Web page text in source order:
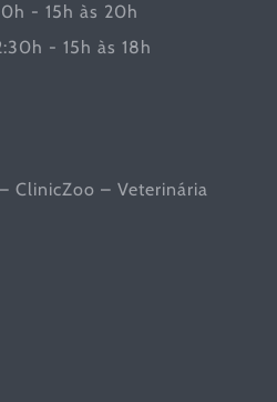
- 15h às 20h
- 15h às 18h
ClinicZoo – Veterinária